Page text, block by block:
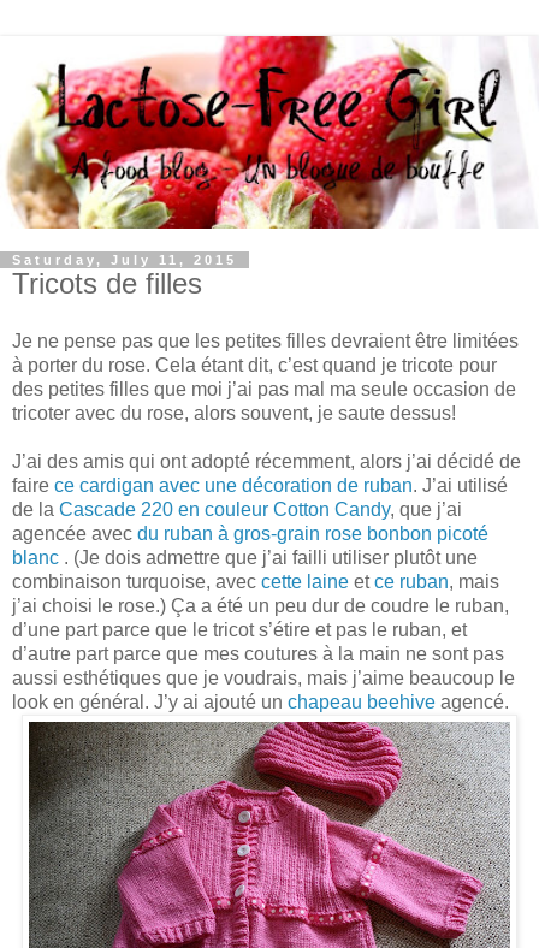
Saturday, July 11, 2015
Tricots de filles
Je ne pense pas que les petites filles devraient être limitées
à porter du rose. Cela étant dit, c’est quand je tricote pour
des petites filles que moi j’ai pas mal ma seule occasion de
tricoter avec du rose, alors souvent, je saute dessus!
J’ai des amis qui ont adopté récemment, alors j’ai décidé de
faire ce cardigan avec une décoration de ruban. J’ai utilisé
de la Cascade 220 en couleur Cotton Candy, que j’ai
agencée avec du ruban à gros-grain rose bonbon picoté
blanc . (Je dois admettre que j’ai failli utiliser plutôt une
combinaison turquoise, avec cette laine etce ruban, mais
j’ai choisi le rose.) Ça a été un peu dur de coudre le ruban,
d’une part parce que le tricot s’étire et pas le ruban, et
d’autre part parce que mes coutures à la main ne sont pas
aussi esthétiques que je voudrais, mais j’aime beaucoup le
look en général. J’y ai ajouté un chapeau beehive agencé.